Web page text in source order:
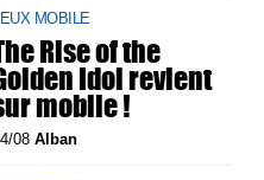
MOBILE
Rise of the
Idol revient
mobile !
08Alban